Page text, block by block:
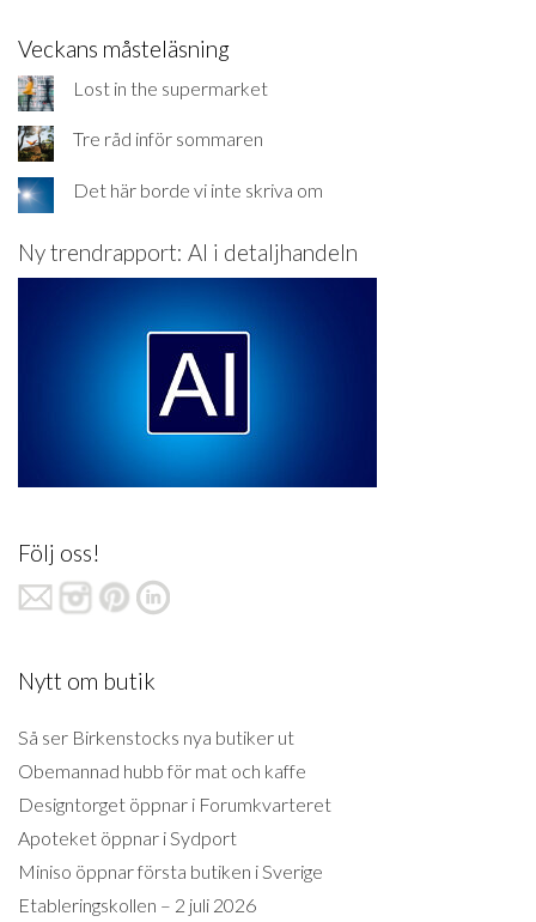
Veckans måsteläsning
Lost in the supermarket
Tre råd inför sommaren
Det här borde vi inte skriva om
Ny trendrapport: AI i detaljhandeln
Följ oss!
Nytt om butik
Så ser Birkenstocks nya butiker ut
Obemannad hubb för mat och kaffe
Designtorget öppnar i Forumkvarteret
Apoteket öppnar i Sydport
Miniso öppnar första butiken i Sverige
Etableringskollen – 2 juli 2026